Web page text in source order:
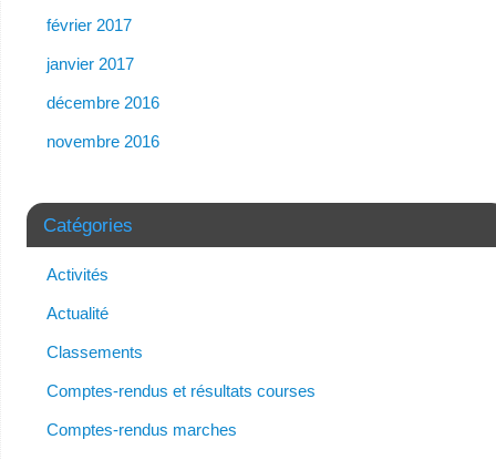
février 2017
janvier 2017
décembre 2016
novembre 2016
Catégories
Activités
Actualité
Classements
Comptes-rendus et résultats courses
Comptes-rendus marches